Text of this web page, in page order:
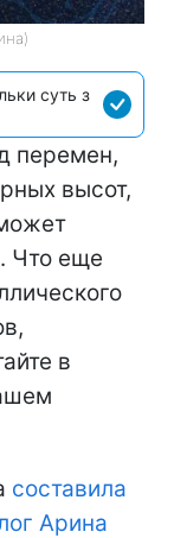
суть з
перемен,
высот,
Что еще
в
составила
Арина